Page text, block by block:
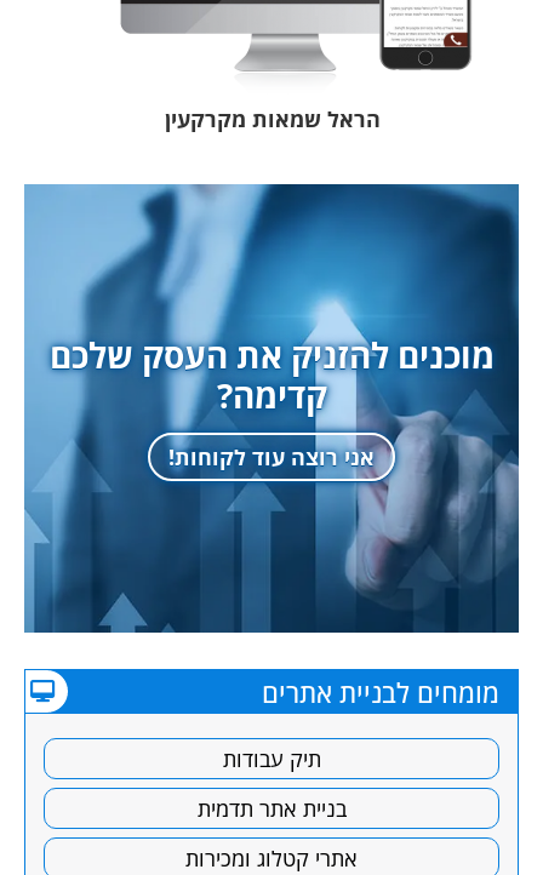
הראל שמאות מקרקעין
מוכנים להזניק את העסק שלכם
קדימה?
אני רוצה עוד לקוחות!
מומחים לבניית אתרים
תיק עבודות
בניית אתר תדמית
אתרי קטלוג ומכירות